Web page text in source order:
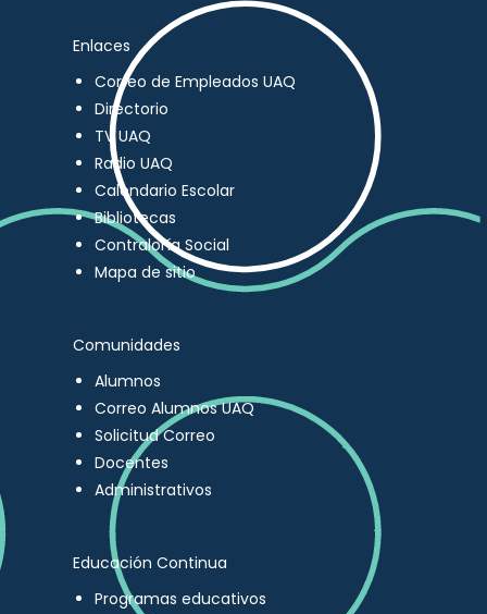
Enlaces
Correo de Empleados UAQ
Directorio
TV UAQ
Radio UAQ
Calendario Escolar
Bibliotecas
Contraloría Social
Mapa de sitio
Comunidades
Alumnos
Correo Alumnos UAQ
Solicitud Correo
Docentes
Administrativos
Educación Continua
Programas educativos